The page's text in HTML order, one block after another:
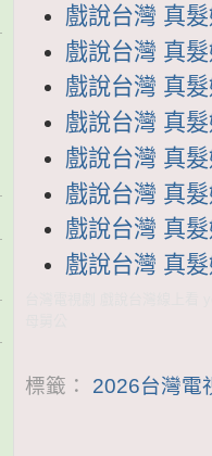
戲說台灣 真
戲說台灣 真
戲說台灣 真
戲說台灣 真
戲說台灣 真
戲說台灣 真
戲說台灣 真
戲說台灣 真
標籤： 2026台灣電